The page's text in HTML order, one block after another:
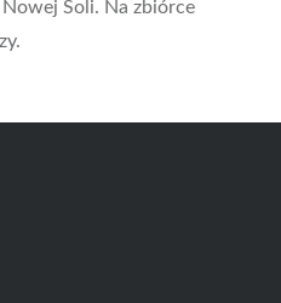
Nowej Soli. Na zbiórce